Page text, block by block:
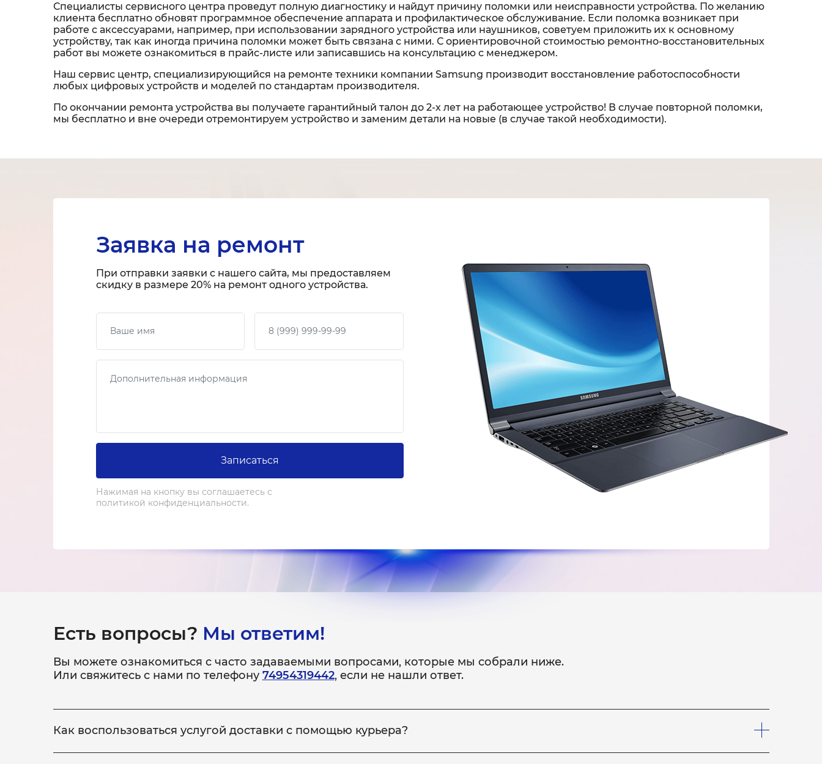
Специалисты сервисного центра проведут полную диагностику и найдут причину поломки или неисправности устройства. По желанию
клиента бесплатно обновят программное обеспечение аппарата и профилактическое обслуживание. Если поломка возникает при
работе с аксессуарами, например, при использовании зарядного устройства или наушников, советуем приложить их к основному
устройству, так как иногда причина поломки может быть связана с ними. С ориентировочной стоимостью ремонтно-восстановительных
работ вы можете ознакомиться в прайс-листе или записавшись на консультацию с менеджером.
Наш сервис центр, специализирующийся на ремонте техники компании Samsung производит восстановление работоспособности
любых цифровых устройств и моделей по стандартам производителя.
По окончании ремонта устройства вы получаете гарантийный талон до 2-х лет на работающее устройство! В случае повторной поломки,
мы бесплатно и вне очереди отремонтируем устройство и заменим детали на новые (в случае такой необходимости).
Заявка на ремонт
При отправки заявки с нашего сайта, мы предоставляем
скидку в размере 20% на ремонт одного устройства.
Ваше имя Ваш телефон
Сообщение
Записаться
Нажимая на кнопку вы соглашаетесь с
политикой конфиденциальности.
Есть вопросы? Мы ответим!
Вы можете ознакомиться с часто задаваемыми вопросами, которые мы собрали ниже.
Или свяжитесь с нами по телефону 74954319442, если не нашли ответ.
Как воспользоваться услугой доставки с помощью курьера?
Всё просто! Если у вас не получается привезти неисправное устройство в сервис, вы можете заказать нашего курьера, который заберет устройство на